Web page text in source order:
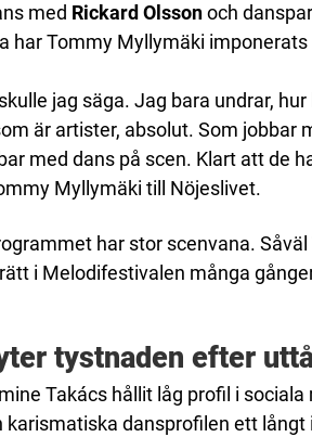
med Rickard Olssonoch
har Tommy Myllymäki
jag säga. Jag bara undrar,
är artister, absolut. Som jobbar
med dans på scen. Klart att de
Myllymäki till Nöjeslivet.
har stor scenvana. Såväl
i Melodifestivalen många
tystnaden efter
Takács hållit låg profil i sociala
karismatiska dansprofilen ett långt